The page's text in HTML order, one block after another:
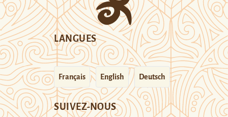
LANGUES
Français English Deutsch
SUIVEZ-NOUS